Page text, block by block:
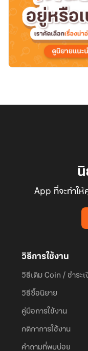
นิ
App ที่จะทำใ
วิธีการใช้งาน
วิธีเติม Coin / ชำระเ
วิธีซื้อนิยาย
คู่มือการใช้งาน
กติกาการใช้งาน
คำถามที่พบบ่อย